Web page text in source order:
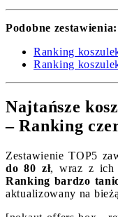
Podobne zestawienia:
Ranking
Ranking
Najtańsze
– Ranking
Zestawienie TOP5
do 80 zł, wraz z ich
Ranking bardzo
aktualizowany na